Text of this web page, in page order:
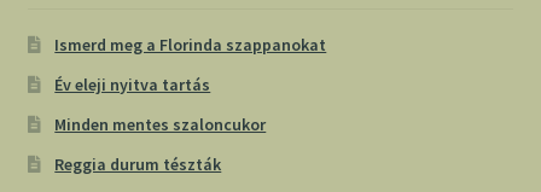
Ismerd meg a Florinda szappanokat
Év eleji nyitva tartás
Minden mentes szaloncukor
Reggia durum tészták